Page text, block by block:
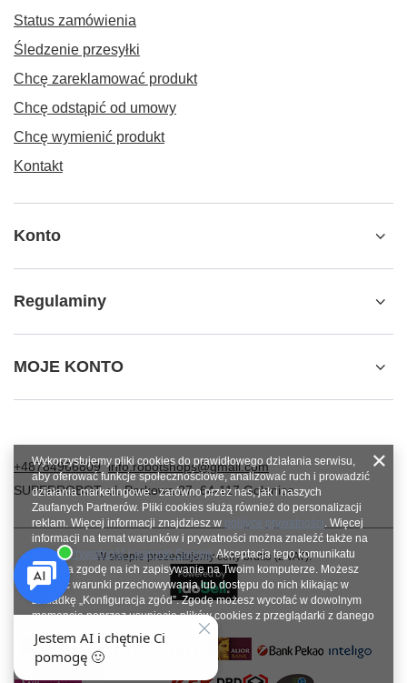
Status zamówienia
Śledzenie przesyłki
Chcę zareklamować produkt
Chcę odstąpić od umowy
Chcę wymienić produkt
Kontakt
Konto
Regulaminy
MOJE KONTO
+48784966809 info.robotshops@gmail.com
SUPERROBOT,ul. Parkowa 27,64-117Gołanice
W sklepie prezentujemy ceny brutto (z VAT).
Wykorzystujemy pliki cookies do prawidłowego działania serwisu,
aby oferować funkcje społecznościowe, analizować ruch i prowadzić
działania marketingowe - zarówno przez nas, jak i naszych
Zaufanych Partnerów. Pliki cookies służą również do personalizacji
reklam. Więcej informacji znajdziesz w polityce prywatności. Więcej
informacji na temat warunków i prywatności można znaleźć także na
stronie Prywatność i warunki Google. Akceptacja tego komunikatu
oznacza zgodę na ich zapisywanie na Twoim komputerze. Możesz
określić warunki przechowywania lub dostępu do nich klikając w
zakładkę „Konfiguracja zgód”. Zgodę możesz wycofać w dowolnym
momencie poprzez usunięcie plików cookies z przeglądarki z danego
urządzenia końcowego.
Zamknij